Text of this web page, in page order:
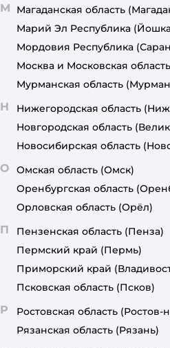
М Магаданская область
Марий Эл Республика
Мордовия Республика
Москва и Московская область
Мурманская область
Н Нижегородская область
Новгородская область
Новосибирская область
О Омская область (Омск)
Оренбургская область
Орловская область (Орёл)
П Пензенская область (Пенза)
Пермский край (Пермь)
Приморский край
Псковская область (Псков)
Р Ростовская область (Ростов-
Рязанская область (Рязань)